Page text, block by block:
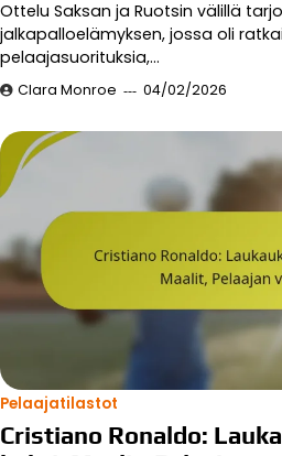
Ottelu Saksan ja Ruotsin välillä
jalkapalloelämyksen, jossa oli
pelaajasuorituksia,…
Clara Monroe 04/02/2026
Pelaajatilastot
Cristiano Ronaldo: